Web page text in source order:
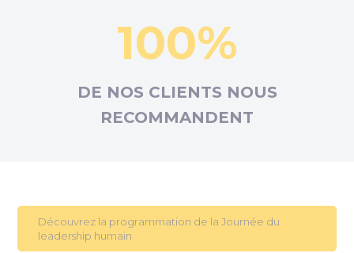
100%
DE NOS CLIENTS NOUS
RECOMMANDENT
Découvrez la programmation de la Journée du
leadership humain